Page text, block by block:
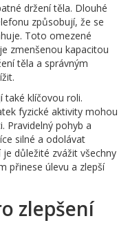
držení těla. Dlouhé
způsobují, že se
Toto omezené
zmenšenou kapacitou
těla a správným
také klíčovou roli.
fyzické aktivity mohou
Pravidelný pohyb a
silné a odolávat
důležité zvážit všechny
přinese úlevu a zlepší
zlepšení